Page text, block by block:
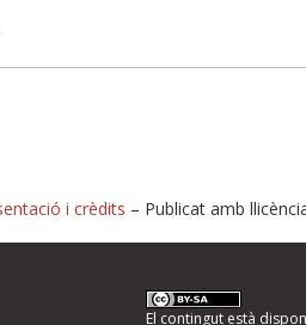
o informeu
i crèdits – Publicat amb
El contingut està